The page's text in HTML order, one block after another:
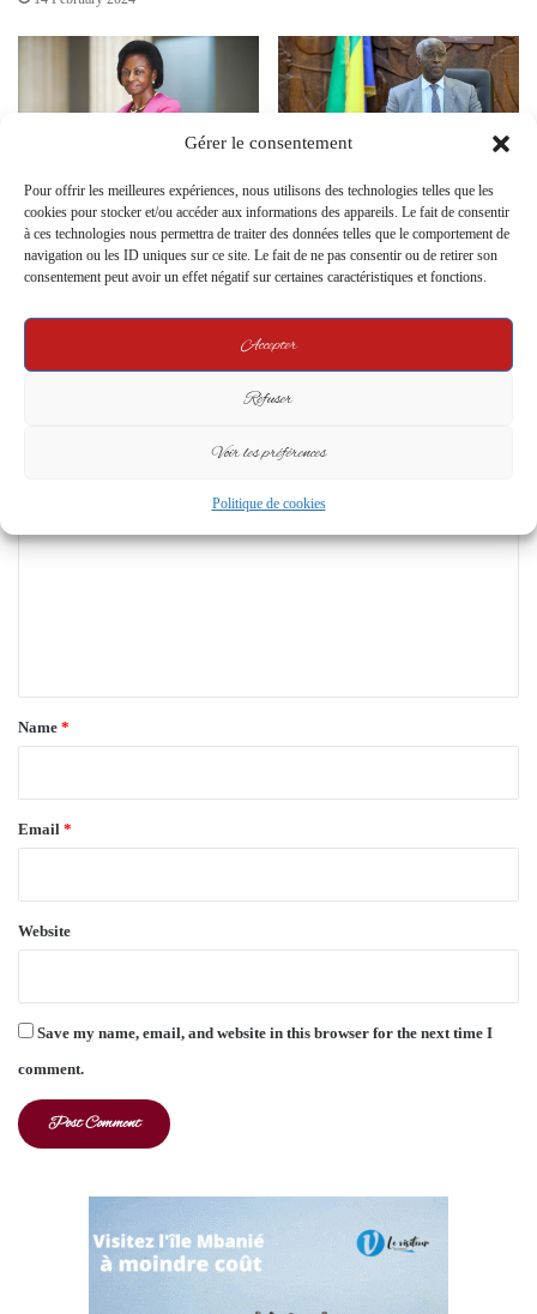
Gérer le consentement
Pour offrir les meilleures expériences, nous utilisons des technologies telles que les
cookies pour stocker et/ou accéder aux informations des appareils. Le fait de consentir
à ces technologies nous permettra de traiter des données telles que le comportement de
navigation ou les ID uniques sur ce site. Le fait de ne pas consentir ou de retirer son
consentement peut avoir un effet négatif sur certaines caractéristiques et fonctions.
Accepter
Refuser
Voir les préférences
Politique de cookies
Invalidation des Titres
Honorifiques de la Cour
Constitutionnelle Gabonaise
2 February 2024
Eranove Amplifie son Action au
Gabon : Impulsion Majeure
pour l’Infrastructure Hydrique
et Énergétique
m
*
Name *
Email *
Website
Save my name, email, and website in this browser for the next time I
comment.